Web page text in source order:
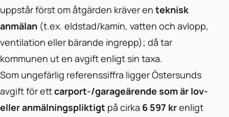
uppstår först om åtgärden kräver en teknisk
anmälan (t.ex. eldstad/kamin, vatten och avlopp,
ventilation eller bärande ingrepp); då tar
kommunen ut en avgift enligt sin taxa.
Som ungefärlig referenssiffra ligger Östersunds
avgift för ettcarport-/garageärende som är lov-
eller anmälningspliktigt på cirka 6 597 krenligt